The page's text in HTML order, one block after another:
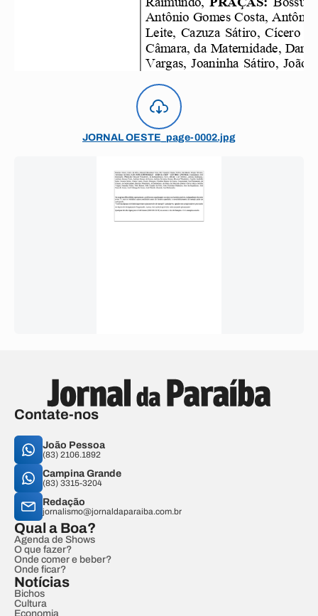
JORNAL OESTE_page-0002.jpg
Contate-nos
João Pessoa
(83) 2106.1892
Campina Grande
(83) 3315-3204
Redação
jornalismo@jornaldaparaiba.com.br
Qual a Boa?
Agenda de Shows
O que fazer?
Onde comer e beber?
Onde ficar?
Notícias
Bichos
Cultura
Economia